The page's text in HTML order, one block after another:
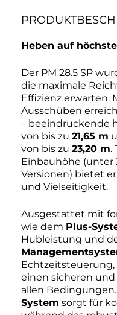
Heben auf
Der PM 28.5 SP
die maximale
Effizienz erwarten.
Ausschüben
– beeindruckende
von bis zu 21,65 m
von bis zu 23,20 m.
Einbauhöhe (unter
Versionen) bietet
und Vielseitigkeit.
Ausgestattet mit
wie dem Plus-
Hubleistung und
Echtzeitsteuerung,
einen sicheren
allen Bedingungen.
System sorgt für